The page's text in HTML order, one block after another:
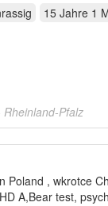
15 Jahre 1
Rheinland-Pfalz
A,Bear test,